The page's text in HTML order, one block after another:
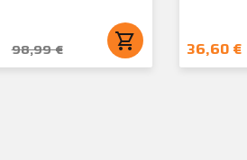
98,99 € shopping_cart 36,60 €